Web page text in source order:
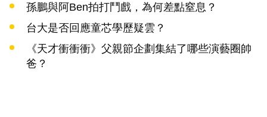
孫鵬與阿Ben拍打鬥戲，為何差點窒息？
台大是否回應童芯學歷疑雲？
《天才衝衝衝》父親節企劃集結了哪些演藝圈帥
爸？